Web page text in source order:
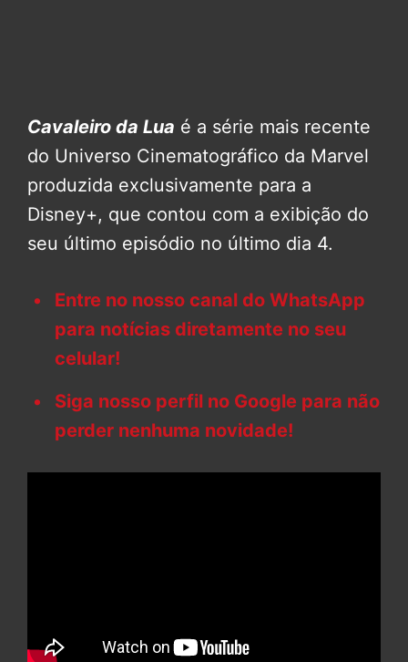
Cavaleiro da Lua é a série mais recente
do Universo Cinematográfico da Marvel
produzida exclusivamente para a
Disney+, que contou com a exibição do
seu último episódio no último dia 4.
Entre no nosso canal do WhatsApp
para notícias diretamente no seu
celular!
Siga nosso perfil no Google para não
perder nenhuma novidade!